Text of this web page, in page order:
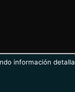
información